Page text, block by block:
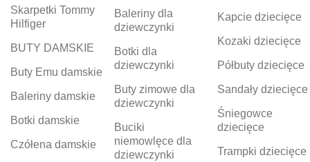
Skarpetki Tommy
Hilfiger
BUTY DAMSKIE
Buty Emu damskie
Baleriny damskie
Botki damskie
Czółena damskie
Baleriny dla
dziewczynki
Botki dla
dziewczynki
Buty zimowe dla
dziewczynki
Buciki
niemowlęce dla
dziewczynki
Kapcie dziecięce
Kozaki dziecięce
Półbuty dziecięce
Sandały dziecięce
Śniegowce
dziecięce
Trampki dziecięce